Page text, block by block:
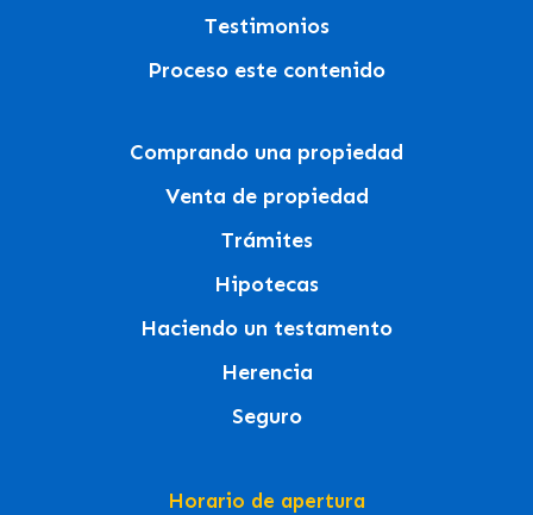
Testimonios
Proceso este contenido
Comprando una propiedad
Venta de propiedad
Trámites
Hipotecas
Haciendo un testamento
Herencia
Seguro
Horario de apertura